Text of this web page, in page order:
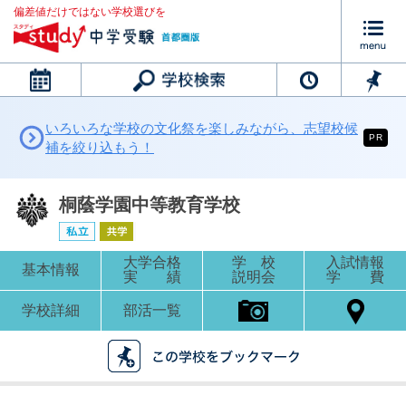
偏差値だけではない学校選びを
カレンダー
いろいろな学校の文化祭を楽しみながら、志望校候
補を絞り込もう！
PR
桐蔭学園中等教育学校
基本情報
大学合格
実 績
学 校
説明会
入試情報
学 費
学校詳細 部活一覧